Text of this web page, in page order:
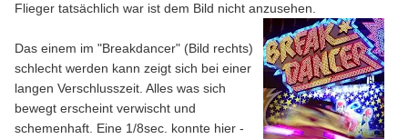
Flieger tatsächlich war ist dem Bild nicht anzusehen.
Das einem im "Breakdancer" (Bild rechts)
schlecht werden kann zeigt sich bei einer
langen Verschlusszeit. Alles was sich
bewegt erscheint verwischt und
schemenhaft. Eine 1/8sec. konnte hier -